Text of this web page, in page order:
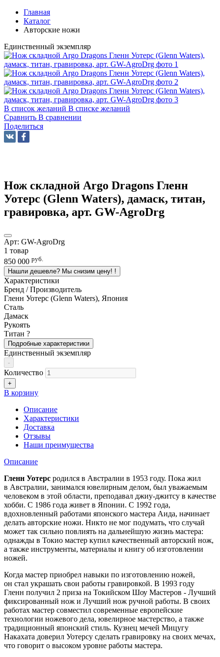
Главная
Каталог
Авторские ножи
Единственный экземпляр
В список желаний В списке желаний
Сравнить В сравнении
Поделиться
Нож складной Argo Dragons Гленн
Уотерс (Glenn Waters), дамаск, титан,
гравировка, арт. GW-AgroDrg
Арт: GW-AgroDrg
1 товар
850 000 руб.
Нашли дешевле? Мы снизим цену! !
Характеристики
Бренд / Производитель
Гленн Уотерс (Glenn Waters), Япония
Сталь
Дамаск
Рукоять
Титан ?
Подробные характеристики
Единственный экземпляр
-
Количество
+
В корзину
Описание
Характеристики
Доставка
Отзывы
Наши преимущества
Описание
Гленн Уотерс родился в Австралии в 1953 году. Пока жил
в Австралии, занимался ювелирным делом, был уважаемым
человеком в этой области, преподавал джиу-джитсу в качестве
хобби. С 1986 года живет в Японии. С 1992 года,
вдохновленный работами японского мастера Аида, начинает
делать авторские ножи. Никто не мог подумать, что случай
может так сильно повлиять на дальнейшую жизнь мастера:
однажды в Токио мастер купил качественный авторский нож,
а также инструменты, материалы и книгу об изготовлении
ножей.
Когда мастер приобрел навыки по изготовлению ножей,
он стал украшать свои работы гравировкой. В 1993 году
Гленн получил 2 приза на Токийском Шоу Мастеров - Лучший
фиксированный нож и Лучший нож ручной работы. В своих
работах мастер совместил современные европейские
технологии ножевого дела, ювелирное мастерство, а также
традиционный японский стиль. Кузнец мечей Мицугу
Накахата доверил Уотерсу сделать гравировку на своих мечах,
что говорит о высоком уровне работы мастера.